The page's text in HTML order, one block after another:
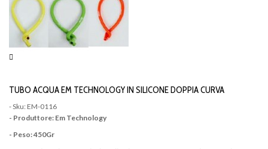
TUBO ACQUA EM TECHNOLOGY IN SILICONE DOPPIA CURVA
- Sku: EM-0116
- Produttore: Em Technology
- Peso: 450Gr